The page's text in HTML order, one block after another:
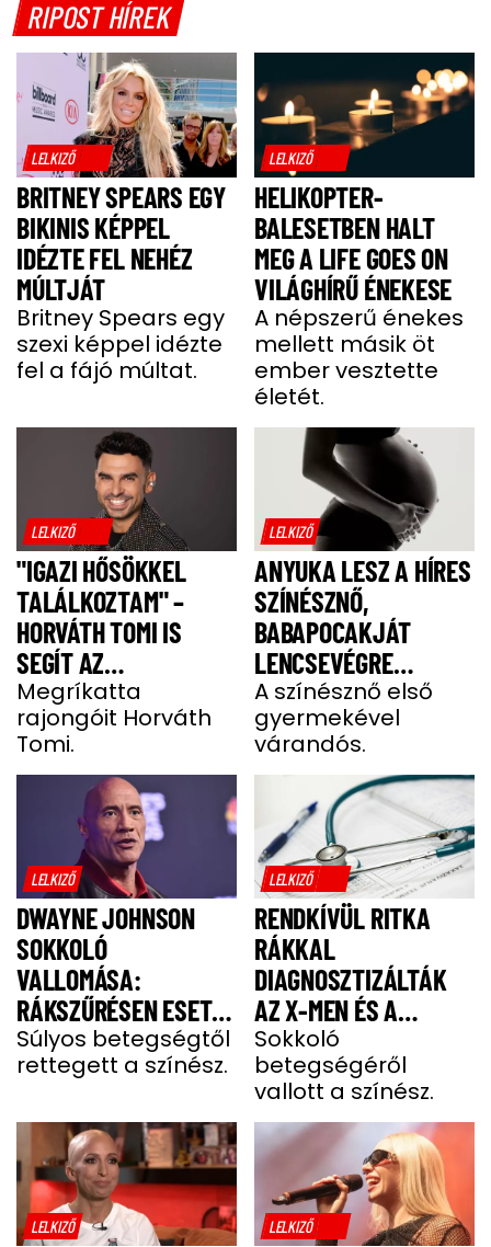
RIPOST HÍREK
LELKIZŐ
BRITNEY SPEARS EGY
BIKINIS KÉPPEL
IDÉZTE FEL NEHÉZ
MÚLTJÁT
Britney Spears egy
szexi képpel idézte
fel a fájó múltat.
LELKIZŐ
HELIKOPTER-
BALESETBEN HALT
MEG A LIFE GOES ON
VILÁGHÍRŰ ÉNEKESE
A népszerű énekes
mellett másik öt
ember vesztette
életét.
LELKIZŐ
"IGAZI HŐSÖKKEL
TALÁLKOZTAM" –
HORVÁTH TOMI IS
SEGÍT AZ
IZOMSORVADÁSOS
ALEXNEK
Megríkatta
rajongóit Horváth
Tomi.
LELKIZŐ
ANYUKA LESZ A HÍRES
SZÍNÉSZNŐ,
BABAPOCAKJÁT
LENCSEVÉGRE
KAPTÁK
A színésznő első
gyermekével
várandós.
LELKIZŐ
DWAYNE JOHNSON
SOKKOLÓ
VALLOMÁSA:
RÁKSZŰRÉSEN ESETT
ÁT A SZÍNÉSZ EGY
FÁJDALMAS CSOMÓ
Súlyos betegségtől
rettegett a színész.
LELKIZŐ
RENDKÍVÜL RITKA
RÁKKAL
DIAGNOSZTIZÁLTÁK
AZ X-MEN ÉS A
DEADPOOL SZTÁRJÁT
Sokkoló
betegségéről
vallott a színész.
LELKIZŐ LELKIZŐ